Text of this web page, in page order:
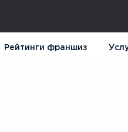
Рейтинги франшиз